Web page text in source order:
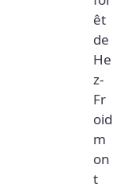
êt
de
He
z-
Fr
oid
m
on
t